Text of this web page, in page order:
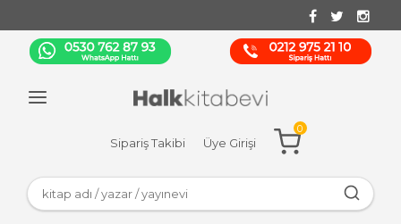
Sipariş Takibi Üye Girişi
0